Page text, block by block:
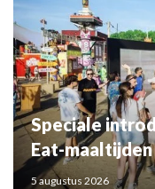
Speciale
Eat-maaltijden
5 augustus 2026